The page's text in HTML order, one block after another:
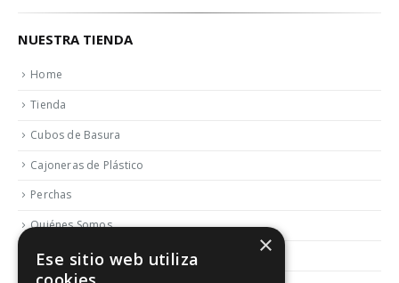
NUESTRA TIENDA
Home
Tienda
Cubos de Basura
Cajoneras de Plástico
Perchas
Quiénes Somos
Contactar
×
Ese sitio web utiliza